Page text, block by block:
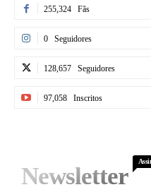
255,324 Fãs
0 Seguidores
128,657 Seguidores
97,058 Inscritos
Newsletter